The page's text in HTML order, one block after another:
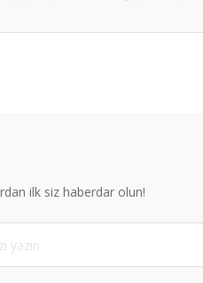
bulunuyor.
daha pahalı.
alternatifler olmalı.
ilk siz haberdar olun!